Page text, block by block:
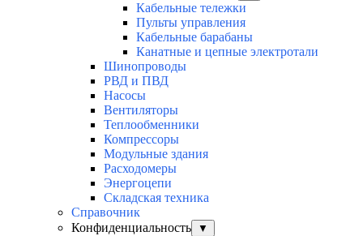
Кабельные тележки
Пульты управления
Кабельные барабаны
Канатные и цепные электротали
Шинопроводы
РВД и ПВД
Насосы
Вентиляторы
Теплообменники
Компрессоры
Модульные здания
Расходомеры
Энергоцепи
Складская техника
Справочник
Конфиденциальность
▼